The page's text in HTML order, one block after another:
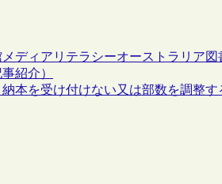
メディアリテラシーオーストラリア図
紹介）
本を受け付けない又は部数を調整